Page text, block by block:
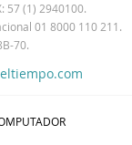
57 (1) 2940100.
01 8000 110 211.
70.